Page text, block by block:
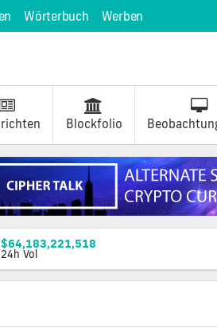
Wörterbuch Werben
Blockfolio
$64,183,221,518
24h Vol